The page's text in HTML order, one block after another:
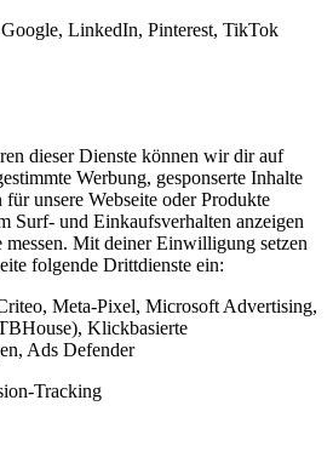
LinkedIn, Pinterest, TikTok
dieser Dienste können wir dir auf
Werbung, gesponserte Inhalte
unsere Webseite oder Produkte
Surf- und Einkaufsverhalten anzeigen
messen. Mit deiner Einwilligung setzen
folgende Drittdienste ein:
Meta-Pixel, Microsoft Advertising,
Klickbasierte
Ads Defender
Tracking